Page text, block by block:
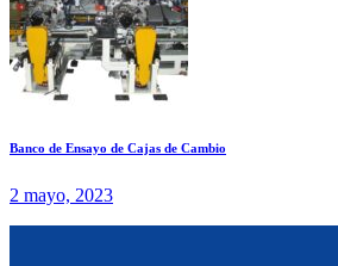
Banco de Ensayo de Cajas de Cambio
2 mayo, 2023